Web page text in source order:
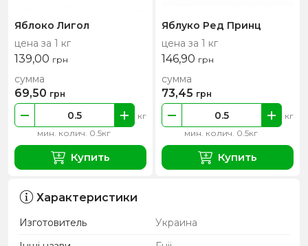
Яблоко Лигол
цена за 1 кг
139,00 грн
мин. колич. 0.5кг
кг
сумма
69,50 грн
Купить
Яблуко Ред Принц
цена за 1 кг
146,90 грн
мин. колич. 0.5кг
кг
сумма
73,45 грн
Купить
Характеристики
Изготовитель
Украина